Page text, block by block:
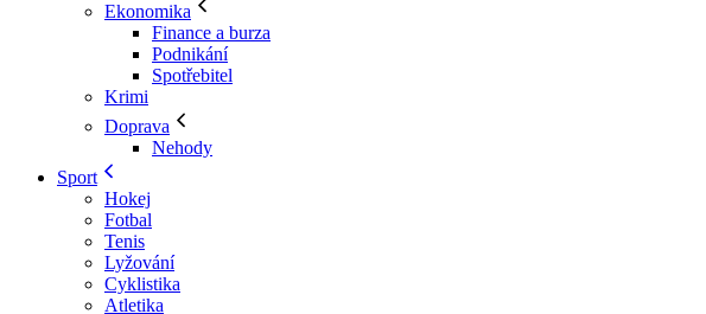
Ekonomika
Finance a burza
Podnikání
Spotřebitel
Krimi
Doprava
Nehody
Sport
Hokej
Fotbal
Tenis
Lyžování
Cyklistika
Atletika